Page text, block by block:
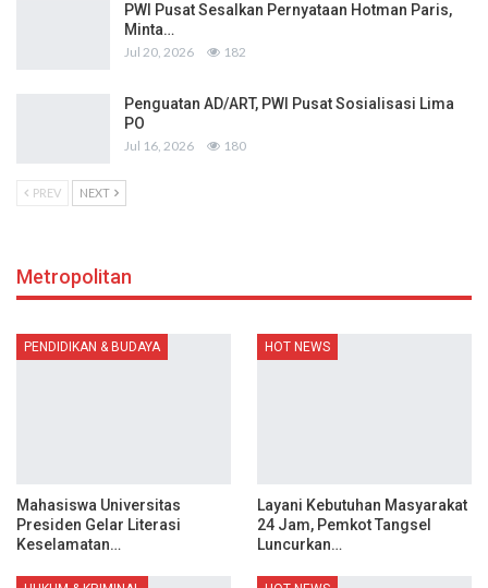
PWI Pusat Sesalkan Pernyataan Hotman Paris,
Minta…
Jul 20, 2026 182
Penguatan AD/ART, PWI Pusat Sosialisasi Lima
PO
Jul 16, 2026 180
PREV NEXT
Metropolitan
PENDIDIKAN & BUDAYA
Mahasiswa Universitas
Presiden Gelar Literasi
Keselamatan…
HOT NEWS
Layani Kebutuhan Masyarakat
24 Jam, Pemkot Tangsel
Luncurkan…